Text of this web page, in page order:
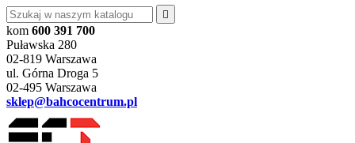

kom 600 391 700
Puławska 280
02-819 Warszawa
ul. Górna Droga 5
02-495 Warszawa
sklep@bahcocentrum.pl